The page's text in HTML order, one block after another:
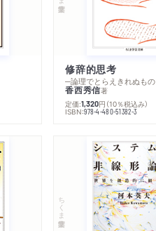
修辞的思考
─論理でとらえきれぬもの
香西秀信著
定価:1,320円 （10％税込み）
ISBN:978-4-480-51382-3
ちくま学芸文庫